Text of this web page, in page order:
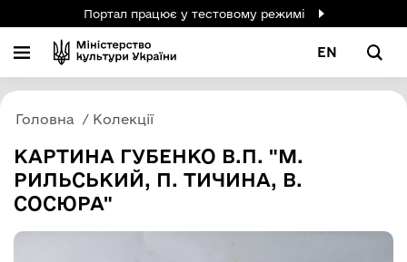
Портал працює у тестовому режимі
EN
Головна Колекції
КАРТИНА ГУБЕНКО В.П. "М.
РИЛЬСЬКИЙ, П. ТИЧИНА, В.
СОСЮРА"